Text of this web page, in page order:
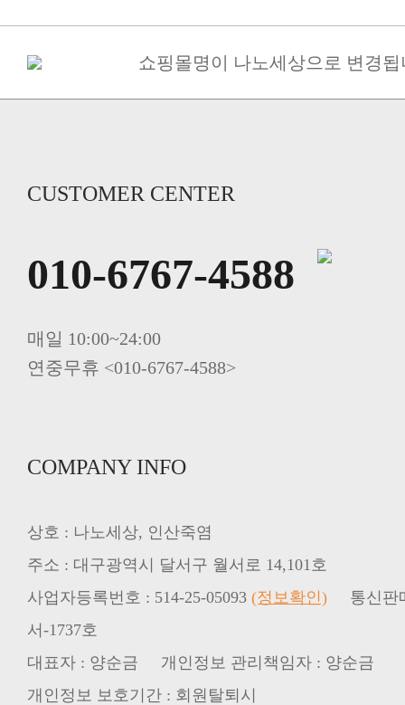
쇼핑몰명이 나노세상으로 변경됩
인산가 힐링캠프(쑥뜸수련회) 신
죽염 멸치액젓(바다참맛) 20%할
죽염두유 20%할인 인산가
CUSTOMER CENTER
010-6767-4588
매일 10:00~24:00
연중무휴 <010-6767-4588>
COMPANY INFO
상호 : 나노세상, 인산죽염
주소 : 대구광역시 달서구 월서로 14,101호
사업자등록번호 : 514-25-05093 (정보확인)
서-1737호
대표자 : 양순금 개인정보 관리책임자 : 양순금
개인정보 보호기간 : 회원탈퇴시